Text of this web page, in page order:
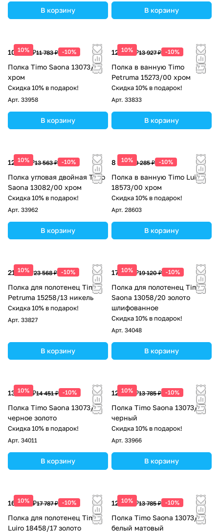
В корзину В корзину
10%
10 605 ₽11 783 ₽ -10%
Полка Timo Saona 13073/00
хром
Скидка 10% в подарок!
Арт. 33958
В корзину
10%
12 534 ₽13 927 ₽ -10%
Полка в ванную Timo
Petruma 15273/00 хром
Скидка 10% в подарок!
Арт. 33833
В корзину
10%
12 207 ₽13 563 ₽ -10%
Полка угловая двойная Timo
Saona 13082/00 хром
Скидка 10% в подарок!
Арт. 33962
В корзину
10%
8 357 ₽ 9 285 ₽ -10%
Полка в ванную Timo Luiro
18573/00 хром
Скидка 10% в подарок!
Арт. 28603
В корзину
10%
21 211 ₽23 568 ₽ -10%
Полка для полотенец Timo
Petruma 15258/13 никель
Скидка 10% в подарок!
Арт. 33827
В корзину
10%
17 208 ₽19 120 ₽ -10%
Полка для полотенец Timo
Saona 13058/20 золото
шлифованное
Скидка 10% в подарок!
Арт. 34048
В корзину
10%
13 006 ₽14 451 ₽ -10%
Полка Timo Saona 13073/18
черное золото
Скидка 10% в подарок!
Арт. 34011
В корзину
10%
12 407 ₽13 785 ₽ -10%
Полка Timo Saona 13073/03
черный
Скидка 10% в подарок!
Арт. 33966
В корзину
10%
16 008 ₽17 787 ₽ -10%
Полка для полотенец Timo
Luiro 18458/17 золото
10%
12 407 ₽13 785 ₽ -10%
Полка Timo Saona 13073/16
белый матовый